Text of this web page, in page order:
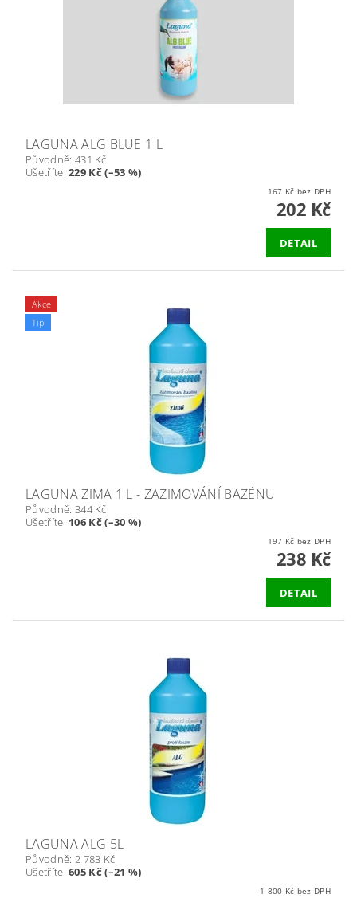
LAGUNA ALG BLUE 1 L
Původně: 431 Kč
Ušetříte:229 Kč (–53 %)
167 Kč bez DPH
202 Kč
DETAIL
Akce
Tip
LAGUNA ZIMA 1 L - ZAZIMOVÁNÍ BAZÉNU
Původně: 344 Kč
Ušetříte: 106 Kč (–30 %)
197 Kč bez DPH
238 Kč
DETAIL
LAGUNA ALG 5L
Původně: 2 783 Kč
Ušetříte:605 Kč (–21 %)
1 800 Kč bez DPH